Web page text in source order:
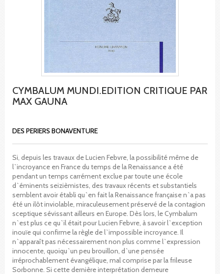
CYMBALUM MUNDI.EDITION CRITIQUE PAR
MAX GAUNA
DES PERIERS BONAVENTURE
Si, depuis les travaux de Lucien Febvre, la possibilité même de
l`incroyance en France du temps de la Renaissance a été
pendant un temps carrément exclue par toute une école
d`éminents seizièmistes, des travaux récents et substantiels
semblent avoir établi qu`en fait la Renaissance française n`a pas
été un ilôt inviolable, miraculeusement préservé de la contagion
sceptique sévissant ailleurs en Europe. Dès lors, le Cymbalum
n`est plus ce qu`il était pour Lucien Febvre, à savoir l`exception
inouïe qui confirme la règle de l`impossible incroyance. Il
n`apparaît pas nécessairement non plus comme l`expression
innocente, quoiqu`un peu brouillon, d`une pensée
irréprochablement évangélique, mal comprise par la frileuse
Sorbonne. Si cette dernière interprétation demeure